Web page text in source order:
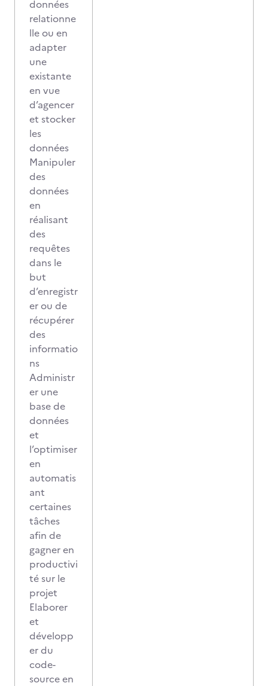
données
relationne
lle ou en
adapter
une
existante
en vue
d’agencer
et stocker
les
données
Manipuler
des
données
en
réalisant
des
requêtes
dans le
but
d’enregistr
er ou de
récupérer
des
informatio
ns
Administr
er une
base de
données
et
l’optimiser
en
automatis
ant
certaines
tâches
afin de
gagner en
productivi
té sur le
projet
Elaborer
et
développ
er du
code-
source en